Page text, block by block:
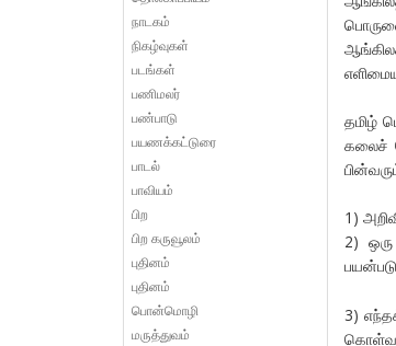
தமிழ்
கலைச்
1)
2)
3)
நாடகம்
நிகழ்வுகள்
படங்கள்
பணிமலர்
பண்பாடு
பயணக்கட்டுரை
பாடல்
பாவியம்
பிற
பிற கருவூலம்
புதினம்
புதினம்
பொன்மொழி
மருத்துவம்